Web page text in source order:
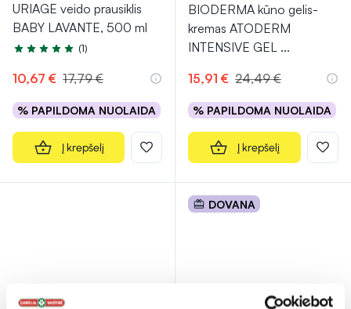
URIAGE veido prausiklis
BABY LAVANTE, 500 ml
Įvertinimas 5.0 iš 5
(1)
10,67 € 17,79 €
% PAPILDOMA NUOLAIDA
Į krepšelį
BIODERMA kūno gelis-
kremas ATODERM
INTENSIVE GEL ...
15,91 € 24,49 €
% PAPILDOMA NUOLAIDA
Į krepšelį
DOVANA